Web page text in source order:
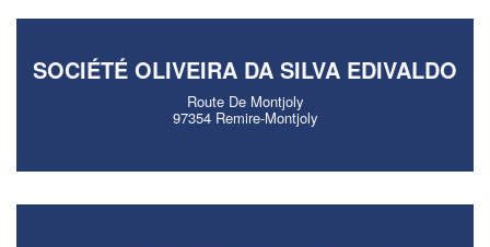
SOCIÉTÉ OLIVEIRA DA SILVA EDIVALDO
Route De Montjoly
97354 Remire-Montjoly